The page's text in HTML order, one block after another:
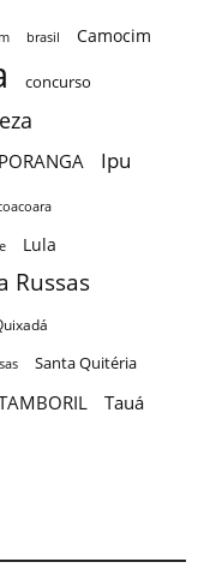
brasil
Camocim
concurso
Ipu
Lula
Russas
Santa Quitéria
Tauá